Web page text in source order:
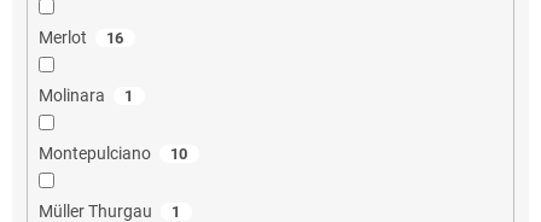
Merlot 16
Molinara 1
Montepulciano 10
Müller Thurgau 1